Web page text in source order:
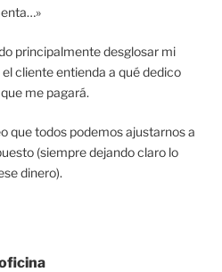
principalmente desglosar mi
cliente entienda a qué dedico
me pagará.
que todos podemos ajustarnos a
(siempre dejando claro lo
dinero).